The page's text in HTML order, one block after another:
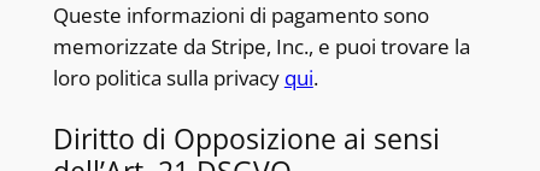
Queste informazioni di pagamento sono
memorizzate da Stripe, Inc., e puoi trovare la
loro politica sulla privacy qui.
Diritto di Opposizione ai sensi